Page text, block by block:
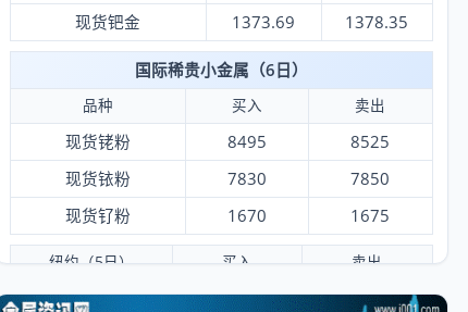
现货钯金
1373.69 1378.35
国际稀贵小金属（6日）
品种 买入 卖出
现货铑粉 8495
8525
现货铱粉
7830
7850
现货钌粉
1670 1675
纽约（5日） 买入 卖出
黄金 4275.70
4277.70